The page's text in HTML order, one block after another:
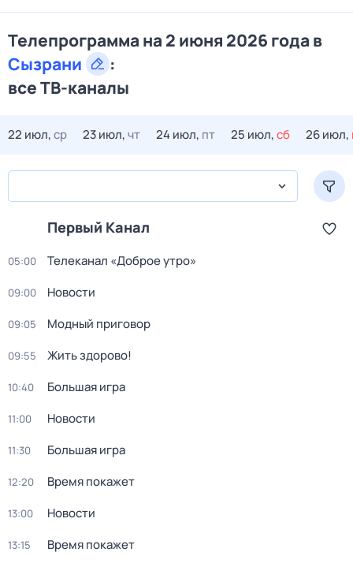
Телепрограмма на 2 июня 2026 года в
Сызрани
:
все ТВ-каналы
22 июл,ср 23 июл,чт 24 июл, пт 25 июл,сб 26 июл,
Первый Канал
05:00 Телеканал «Доброе утро»
09:00 Новости
09:05 Модный приговор
09:55 Жить здорово!
10:40 Большая игра
11:00 Новости
11:30 Большая игра
12:20 Время покажет
13:00 Новости
13:15 Время покажет